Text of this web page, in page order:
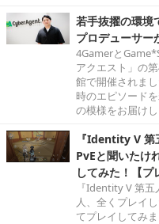
若手抜擢の環
プロデューサー
4Gamerと
アクエスト」の
館で開催されま
時のエピソード
の模様をお届けし
『Identity V 第
PvEと聞いたけ
してみた！【プ
『Identity V 第
人、全くプレイ
てプレイしてみま